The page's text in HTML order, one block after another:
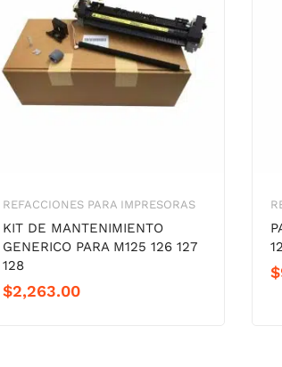
REFACCIONES PARA IMPRESORAS
KIT DE MANTENIMIENTO
GENERICO PARA M125 126 127
128
$2,263.00
$